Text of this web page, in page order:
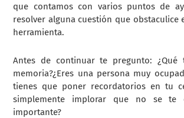
que contamos con varios puntos de
resolver alguna cuestión que obstaculice
herramienta.
Antes de continuar te pregunto:
memoria?¿Eres una persona muy
tienes que poner recordatorios en tu
simplemente implorar que no se te
importante?